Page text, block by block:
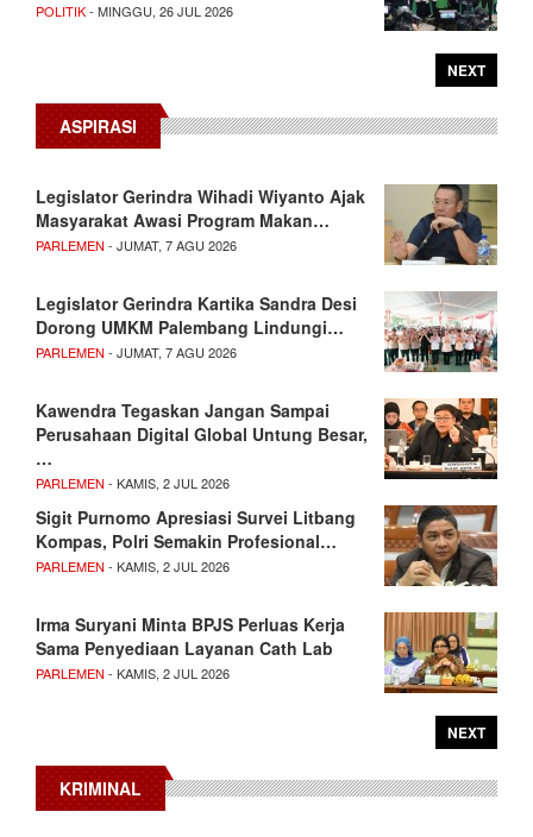
POLITIK- MINGGU, 26 JUL 2026
NEXT
ASPIRASI
Legislator Gerindra Wihadi Wiyanto Ajak
Masyarakat Awasi Program Makan…
PARLEMEN - JUMAT, 7 AGU 2026
Legislator Gerindra Kartika Sandra Desi
Dorong UMKM Palembang Lindungi…
PARLEMEN - JUMAT, 7 AGU 2026
Kawendra Tegaskan Jangan Sampai
Perusahaan Digital Global Untung Besar,
…
PARLEMEN - KAMIS, 2 JUL 2026
Sigit Purnomo Apresiasi Survei Litbang
Kompas, Polri Semakin Profesional…
PARLEMEN - KAMIS, 2 JUL 2026
Irma Suryani Minta BPJS Perluas Kerja
Sama Penyediaan Layanan Cath Lab
PARLEMEN - KAMIS, 2 JUL 2026
NEXT
KRIMINAL